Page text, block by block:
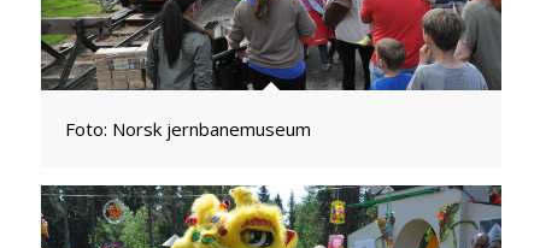
Foto: Norsk jernbanemuseum